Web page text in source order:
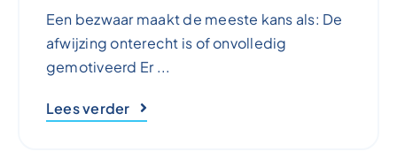
Een bezwaar maakt de meeste kans als: De
afwijzing onterecht is of onvolledig
gemotiveerd Er ...
Lees verder